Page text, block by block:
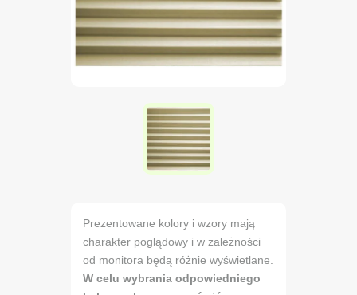
Prezentowane kolory i wzory mają
charakter poglądowy i w zależności
od monitora będą różnie wyświetlane.
W celu wybrania odpowiedniego